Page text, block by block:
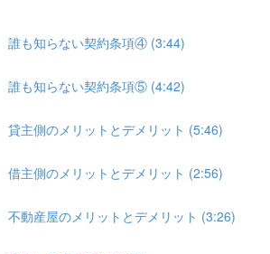
も知らない契約条項④ (3:44)
も知らない契約条項⑤ (4:42)
主側のメリットとデメリット (5:46)
主側のメリットとデメリット (2:56)
動産屋のメリットとデメリット (3:26)